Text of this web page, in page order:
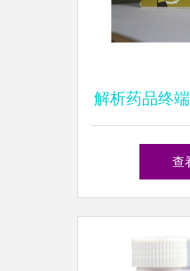
解析药品终
粒/盒药品的
查